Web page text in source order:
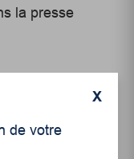
la presse
en mouvement,
X
de votre